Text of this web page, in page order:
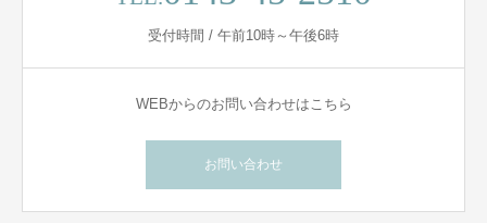
受付時間 / 午前10時～午後6時
WEBからのお問い合わせはこちら
お問い合わせ